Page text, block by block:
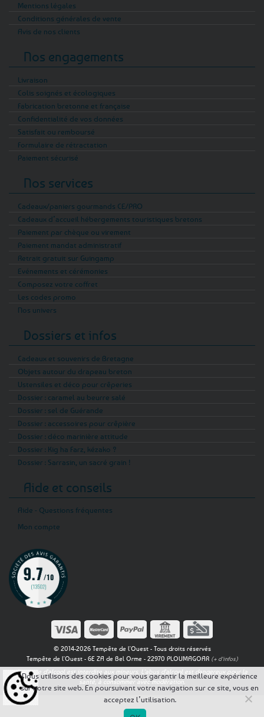
Mentions légales
Conditions générales de vente
Avis de nos clients
Nos engagements
Livraison
Colis soignés et écologiques
Fabrication bretonne et française
Confidentialité de vos données
Satisfait ou remboursé
Formulaire de rétractation
Paiement sécurisé
Nos services
Cadeaux/paniers gourmands CE/PRO
Cadeaux d’accueil hébergements touristiques bretons
Paiement par chèque ou virement
Paiement mandat administratif
Retrait gratuit sur Guingamp
Evénements et cérémonies
Composez votre coffret
Les codes promo
Nos univers
Dossiers et infos
Cadeaux et souvenirs de Bretagne
Objets autour du drapeau breton
Ustensiles et déco pour crêperies
Dossier : caramel au beurre salé
Dossier : sel de Guérande
Dossier : accessoires pour crêpière
Dossier : déco marinière attitude
Dossier : Kig ha Farz, kézako ?
Dossier : Sarrasin, un sacré grain !
Aide et conseils
Aide - Questions fréquentes
Mon compte
© 2014-2026 Tempête de l'Ouest - Tous droits réservés
Tempête de l'Ouest - 6E ZA de Bel Orme - 22970 PLOUMAGOAR (+ d'infos)
La vente d'alcool est interdite aux mineurs. L'abus d'alcool est dangereux pour la
santé, à consommer avec modération.
Nous utilisons des cookies pour vous garantir la meilleure expérience
sur notre site web. En poursuivant votre navigation sur ce site, vous en
acceptez l’utilisation.